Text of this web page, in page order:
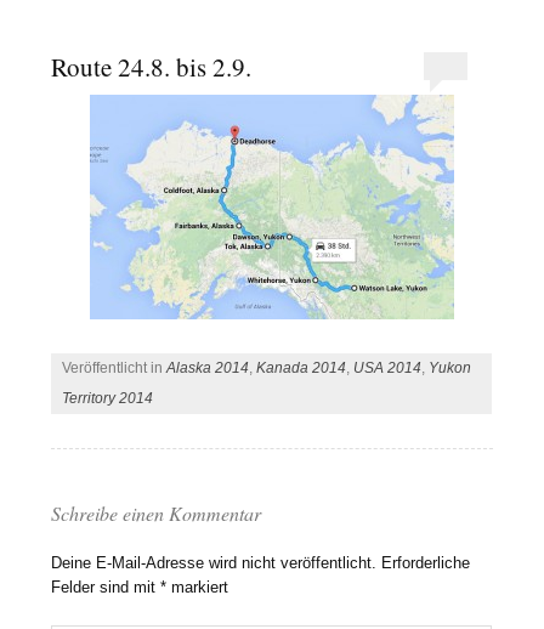
Route 24.8. bis 2.9.
Veröffentlicht inAlaska 2014,Kanada 2014, USA 2014, Yukon
Territory 2014
Schreibe einen Kommentar
Deine E-Mail-Adresse wird nicht veröffentlicht.
Erforderliche
Felder sind mit* markiert